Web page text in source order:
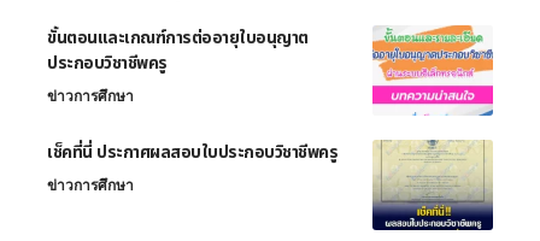
ขั้นตอนและเกณฑ์การต่ออายุใบอนุญาต
ประกอบวิชาชีพครู
ข่าวการศึกษา
เช็คที่นี่ ประกาศผลสอบใบประกอบวิชาชีพครู
ข่าวการศึกษา